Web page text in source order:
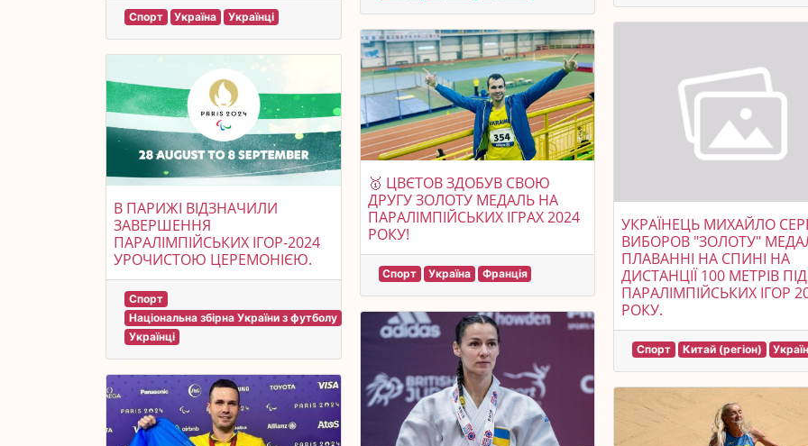
Спорт Україна Українці
В ПАРИЖІ ВІДЗНАЧИЛИ
ЗАВЕРШЕННЯ
ПАРАЛІМПІЙСЬКИХ ІГОР-2024
УРОЧИСТОЮ ЦЕРЕМОНІЄЮ.
Спорт
Національна збірна України з футболу
Українці
🥇 ЦВЄТОВ ЗДОБУВ СВОЮ
ДРУГУ ЗОЛОТУ МЕДАЛЬ НА
ПАРАЛІМПІЙСЬКИХ ІГРАХ 2024
РОКУ!
Спорт Україна Франція
УКРАЇНЕЦЬ МИХАЙЛО
ВИБОРОВ "ЗОЛОТУ"
ПЛАВАННІ НА СПИНІ НА
ДИСТАНЦІЇ 100 МЕТРІВ
ПАРАЛІМПІЙСЬКИХ ІГОР
РОКУ.
Спорт Китай (регіон)